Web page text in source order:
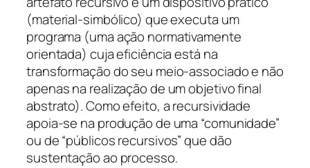
(material-simbólico) que executa um
programa (uma ação normativamente
orientada) cuja eficiência está na
transformação do seu meio-associado e não
apenas na realização de um objetivo final
abstrato). Como efeito, a recursividade
apoia-se na produção de uma “comunidade”
ou de “públicos recursivos” que dão
sustentação ao processo.